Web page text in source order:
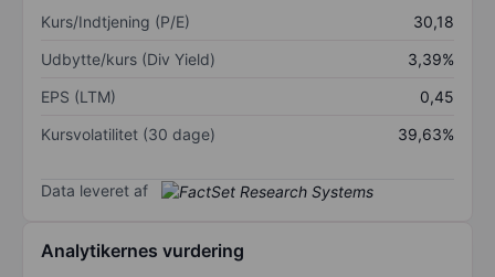
Kurs/Indtjening (P/E)
30,18
Udbytte/kurs (Div Yield)
3,39%
EPS (LTM)
0,45
Kursvolatilitet (30 dage)
39,63%
Data leveret af
Analytikernes vurdering